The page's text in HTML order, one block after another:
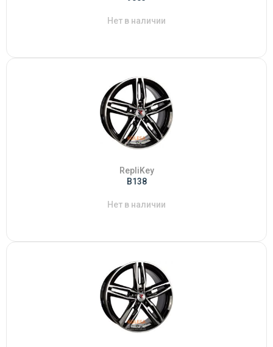
Нет в наличии
RepliKey
B138
Нет в наличии